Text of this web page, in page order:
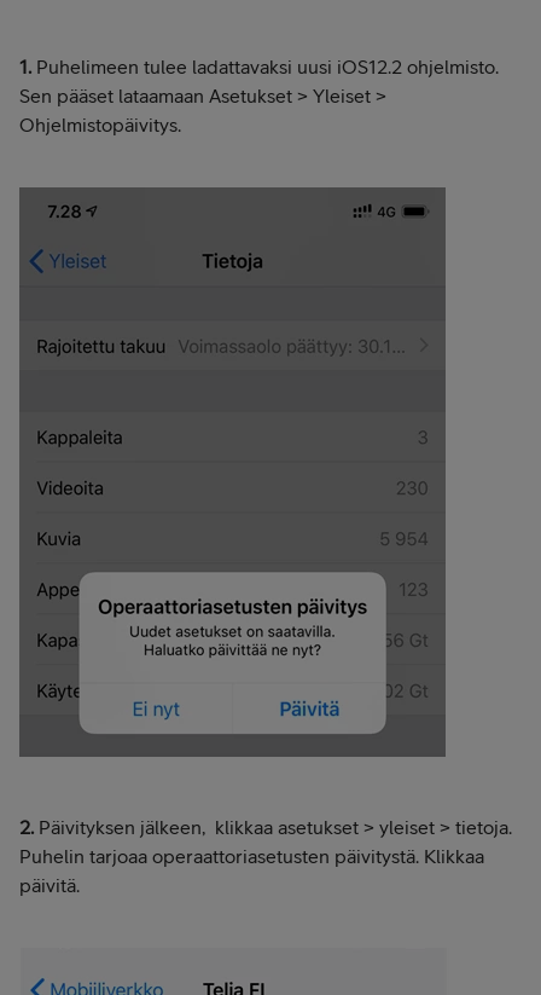
1. Puhelimeen tulee ladattavaksi uusi iOS12.2 ohjelmisto.
Sen pääset lataamaan Asetukset > Yleiset >
Ohjelmistopäivitys.
2. Päivityksen jälkeen, klikkaa asetukset > yleiset > tietoja.
Puhelin tarjoaa operaattoriasetusten päivitystä. Klikkaa
päivitä.